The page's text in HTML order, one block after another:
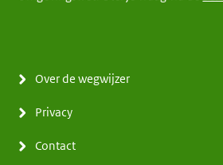
Over de wegwijzer
Privacy
Contact